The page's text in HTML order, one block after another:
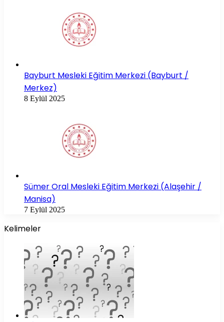
Bayburt Mesleki Eğitim Merkezi (Bayburt /
Merkez)
8 Eylül 2025
Sümer Oral Mesleki Eğitim Merkezi (Alaşehir /
Manisa)
7 Eylül 2025
Kelimeler